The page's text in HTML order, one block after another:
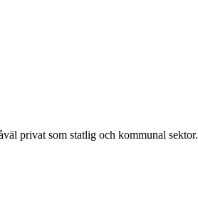
privat som statlig och kommunal sektor.